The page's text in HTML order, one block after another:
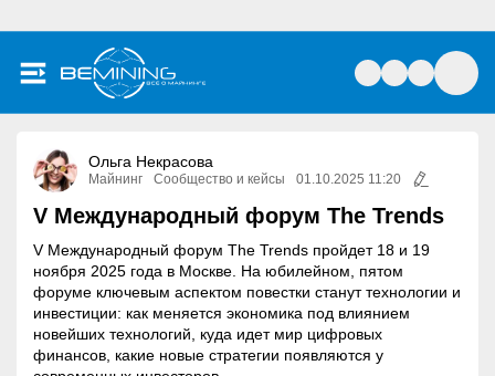
Ольга Некрасова
Майнинг Сообщество и кейсы 01.10.2025 11:20
V Международный форум The Trends
V Международный форум The Trends пройдет 18 и 19
ноября 2025 года в Москве. На юбилейном, пятом
форуме ключевым аспектом повестки станут технологии и
инвестиции: как меняется экономика под влиянием
новейших технологий, куда идет мир цифровых
финансов, какие новые стратегии появляются у